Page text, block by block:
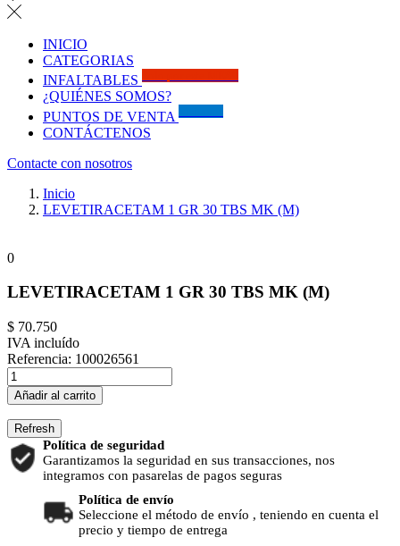
INICIO
CATEGORIAS
INFALTABLES
¿QUIÉNES SOMOS?
PUNTOS DE VENTA
CONTÁCTENOS
Contacte con nosotros
Inicio
LEVETIRACETAM 1 GR 30 TBS MK (M)
0
LEVETIRACETAM 1 GR 30 TBS MK (M)
$ 70.750
IVA incluído
Referencia: 100026561
Añadir al carrito
Política de seguridad
Garantizamos la seguridad en sus transacciones, nos
integramos con pasarelas de pagos seguras
Política de envío
Seleccione el método de envío , teniendo en cuenta el
precio y tiempo de entrega